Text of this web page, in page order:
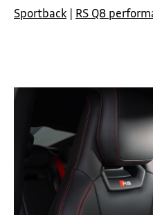
Finansiering
Biltilbehør
Dekkhotell
Sportback | RS Q8